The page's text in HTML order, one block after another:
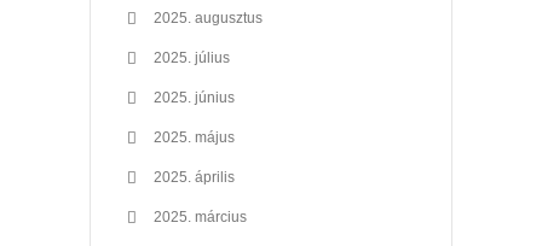
2025. augusztus
2025. július
2025. június
2025. május
2025. április
2025. március